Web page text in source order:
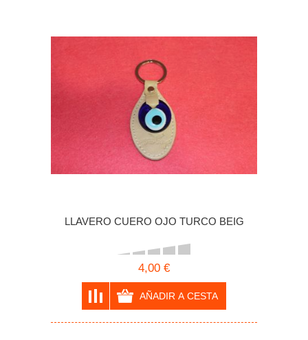
LLAVERO CUERO OJO TURCO BEIG
4,00 €